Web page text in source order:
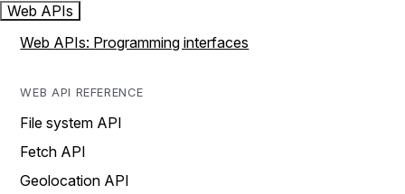
Web APIs
Web APIs: Programming interfaces
WEB API REFERENCE
File system API
Fetch API
Geolocation API